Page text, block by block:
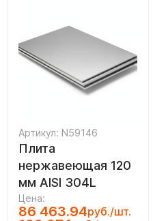
Артикул: N59146
Плита
нержавеющая 120
мм AISI 304L
Цена:
86 463.94руб./шт.